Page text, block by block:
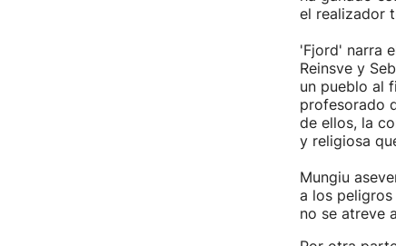
el realizador
'Fjord' narra
Reinsve y
un pueblo al
profesorado
de ellos, la
y religiosa
Mungiu
a los
no se atreve